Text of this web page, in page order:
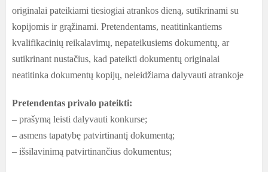
originalai pateikiami tiesiogiai atrankos dieną, sutikrinami su
kopijomis ir grąžinami. Pretendentams, neatitinkantiems
kvalifikacinių reikalavimų, nepateikusiems dokumentų, ar
sutikrinant nustačius, kad pateikti dokumentų originalai
neatitinka dokumentų kopijų, neleidžiama dalyvauti atrankoje
Pretendentas privalo pateikti:
– prašymą leisti dalyvauti konkurse;
– asmens tapatybę patvirtinantį dokumentą;
– išsilavinimą patvirtinančius dokumentus;